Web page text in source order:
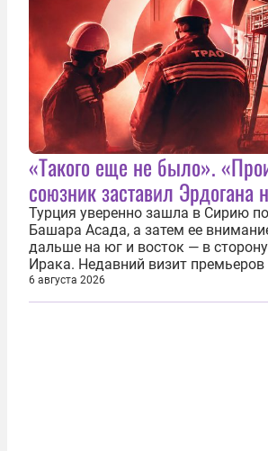
«Такого еще не было».
союзник заставил Эрдогана
Турция уверенно зашла в Сирию
Башара Асада, а затем ее
дальше на юг и восток — в
Ирака. Недавний визит премьеров
Анкару, договоры об участии
TPAO в разработке нефти
6 августа 2026